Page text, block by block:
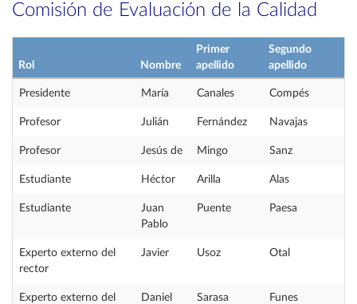
Comisión de Evaluación de la Calidad
Rol Nombre
Primer
apellido
Segundo
apellido
Presidente María Canales Compés
Profesor Julián Fernández Navajas
Profesor Jesús de Mingo Sanz
Estudiante Héctor Arilla Alas
Estudiante
Juan
Pablo
Puente Paesa
Experto externo del
rector
Javier Usoz Otal
Experto externo del
Daniel Sarasa Funes